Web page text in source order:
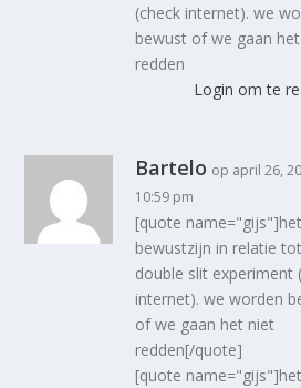
(check internet). we
bewust of we gaan
redden
Login om te
Bartelo op april 26,
10:59 pm
[quote name="gijs"]het
bewustzijn in relatie
double slit experiment
internet). we worden
of we gaan het niet
redden[/quote]
[quote name="gijs"]het